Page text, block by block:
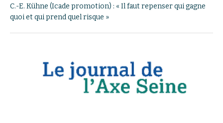
C.-E. Kühne (Icade promotion) : « Il faut repenser qui gagne
quoi et qui prend quel risque »